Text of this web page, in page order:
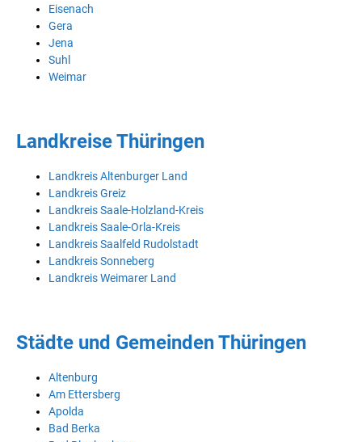
Eisenach
Gera
Jena
Suhl
Weimar
Landkreise Thüringen
Landkreis Altenburger Land
Landkreis Greiz
Landkreis Saale-Holzland-Kreis
Landkreis Saale-Orla-Kreis
Landkreis Saalfeld Rudolstadt
Landkreis Sonneberg
Landkreis Weimarer Land
Städte und Gemeinden Thüringen
Altenburg
Am Ettersberg
Apolda
Bad Berka